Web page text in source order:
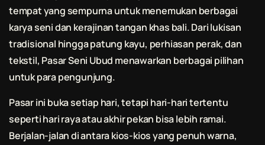
tempat yang sempurna untuk menemukan berbagai
karya seni dan kerajinan tangan khas bali. Dari lukisan
tradisional hingga patung kayu, perhiasan perak, dan
tekstil, Pasar Seni Ubud menawarkan berbagai pilihan
untuk para pengunjung.
Pasar ini buka setiap hari, tetapi hari-hari tertentu
seperti hari raya atau akhir pekan bisa lebih ramai.
Berjalan-jalan di antara kios-kios yang penuh warna,